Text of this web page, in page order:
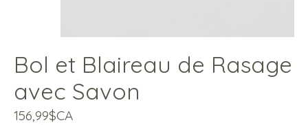
Bol et Blaireau de Rasage
avec Savon
156,99$CA